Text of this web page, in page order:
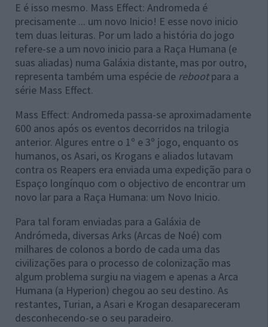
E é isso mesmo. Mass Effect: Andromeda é
precisamente ... um novo Inicio! E esse novo inicio
tem duas leituras. Por um lado a história do jogo
refere-se a um novo inicio para a Raça Humana (e
suas aliadas) numa Galáxia distante, mas por outro,
representa também uma espécie de rebootpara a
série Mass Effect.
Mass Effect: Andromeda passa-se aproximadamente
600 anos após os eventos decorridos na trilogia
anterior. Algures entre o 1º e 3º jogo, enquanto os
humanos, os Asari, os Krogans e aliados lutavam
contra os Reapers era enviada uma expedição para o
Espaço longínquo com o objectivo de encontrar um
novo lar para a Raça Humana: um Novo Inicio.
Para tal foram enviadas para a Galáxia de
Andrómeda, diversas Arks (Arcas de Noé) com
milhares de colonos a bordo de cada uma das
civilizações para o processo de colonização mas
algum problema surgiu na viagem e apenas a Arca
Humana (a Hyperion) chegou ao seu destino. As
restantes, Turian, a Asari e Krogan desapareceram
desconhecendo-se o seu paradeiro.